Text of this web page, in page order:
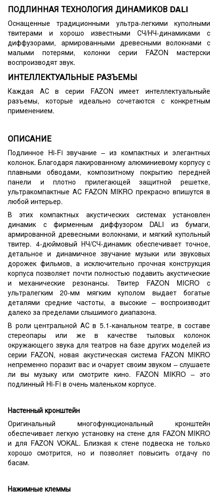
ПОДЛИННАЯ ТЕХНОЛОГИЯ ДИНАМИКОВ DALI
Оснащенные традиционными ультра-легкими куполными
твитерами и хорошо известными СЧ/НЧ-динамиками с
диффузорами, армированными древесными волокнами с
малыми потерями, колонки серии FAZON мастерски
воспроизводят звук.
ИНТЕЛЛЕКТУАЛЬНЫЕ РАЗЪЕМЫ
Каждая АС в серии FAZON имеет интеллектуальныйе
разъемы, которые идеально сочетаются с конкретным
применением.
ОПИСАНИЕ
Подлинное Hi-Fi звучание – из компактных и элегантных
колонок. Благодаря лакированному алюминиевому корпусу с
плавными обводами, композитному покрытию передней
панели и плотно прилегающей защитной решетке,
ультракомпактные АС FAZON MIKRO прекрасно впишутся в
любой интерьер.
В этих компактных акустических системах установлен
динамик с фирменным диффузором DALI из бумаги,
армированной древесными волокнами, и мягкий купольный
твитер. 4-дюймовый НЧ/СЧ-динамик обеспечивает точное,
детальное и динамичное звучание музыки или звуковых
дорожек фильмов, а исключительно прочная конструкция
корпуса позволяет почти полностью подавить акустические
и механические резонансы. Твитер FAZON MICRO с
ультралегким 20-мм мягким куполом выдает богатые
деталями средние частоты, а высокие – воспроизводит
далеко за пределами слышимого диапазона.
В роли центральной АС в 5.1-канальном театре, в составе
стереопары или же в качестве тыловых колонок
окружающего звука для театров на базе других моделей из
серии FAZON, новая акустическая система FAZON MIKRO
непременно поразит вас и очарует своим звуком – слушаете
ли вы музыку или смотрите кино. FAZON MIKRO – это
подлинный Hi-Fi в очень маленьком корпусе.
Настенный кронштейн
Оригинальный многофункциональный кронштейн
обеспечивает легкую установку на стене для FAZON MIKRO
и для FAZON VOKAL. Близкая к стене подвеска не только
хорошо смотрится, но и позволяет повысить отдачу по
басам.
Нажимные клеммы